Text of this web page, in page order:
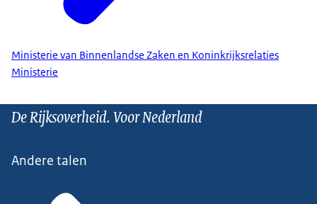
Ministerie van Binnenlandse Zaken en Koninkrijksrelaties
Ministerie
De Rijksoverheid. Voor Nederland
Andere talen